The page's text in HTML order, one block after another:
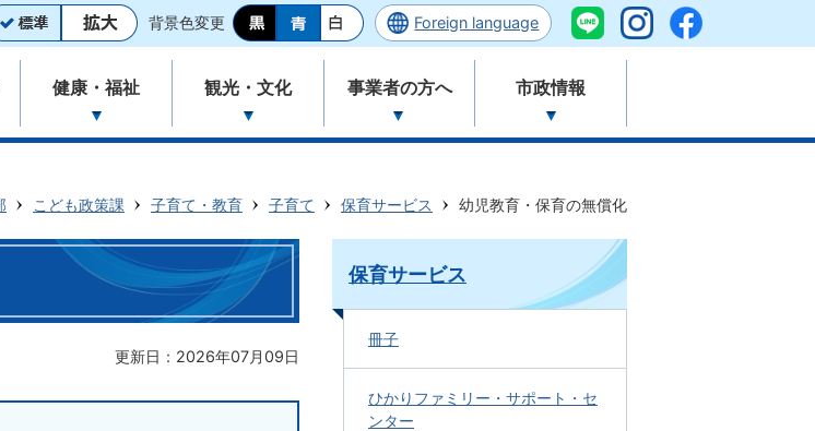
背景色変更 Foreign language
健康・福祉 観光・文化 事業者の方へ 市政情報
こども政策課 子育て・教育 子育て 保育サービス 幼児教育・保育の無償化
更新日：2026年07月09日
保育サービス
冊子
ひかりファミリー・サポート・セ
ンター